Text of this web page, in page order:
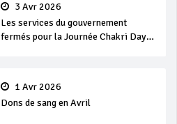
3 Avr 2026
Les services du gouvernement
fermés pour la Journée Chakri Day
1 Avr 2026
Dons de sang en Avril